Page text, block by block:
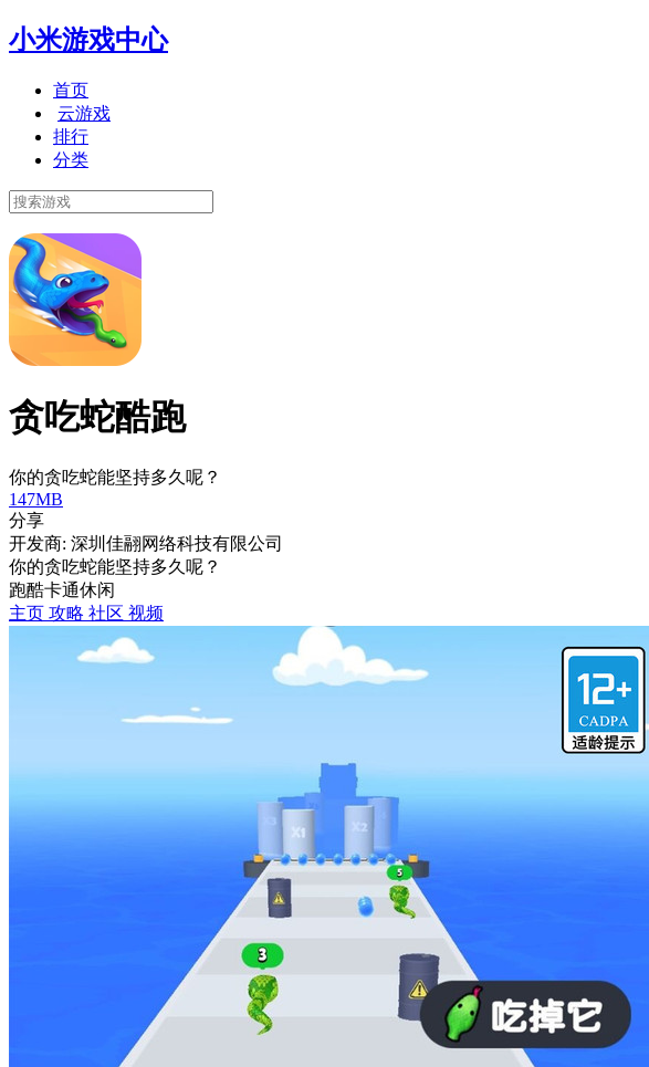
小米游戏中心
首页
云游戏
排行
分类
贪吃蛇酷跑
你的贪吃蛇能坚持多久呢？
147MB
分享
开发商: 深圳佳翮网络科技有限公司
你的贪吃蛇能坚持多久呢？
跑酷卡通休闲
主页 攻略 社区 视频